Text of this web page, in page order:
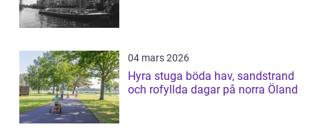
04 mars 2026
Hyra stuga böda hav, sandstrand
och rofyllda dagar på norra Öland